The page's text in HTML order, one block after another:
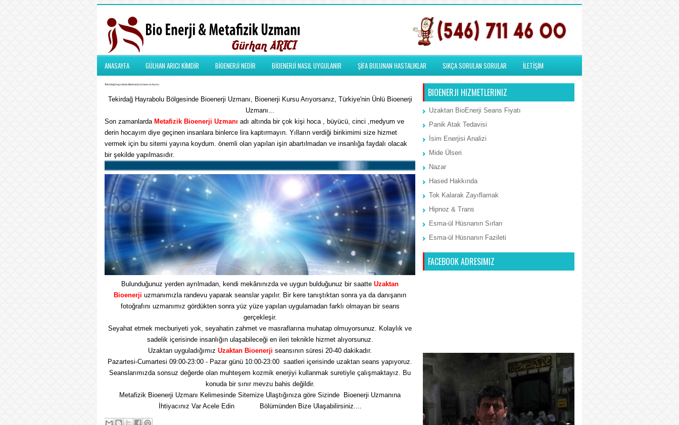
ANASAYFA GÜLHAN ARICI KİMDİR BİOENERJİ NEDİR BİOENERJİ NASIL UYGULANIR ŞİFA BULUNAN HASTALIKLAR SIKÇA SORULAN SORULAR İLETİŞİM
Tekirdağ Hayrabolu Bioenerji Uzmanı ve Kursu
Tekirdağ Hayrabolu Bölgesinde Bioenerji Uzmanı, Bioenerji Kursu Arıyorsanız, Türkiye'nin Ünlü Bioenerji
Uzmanı...
Son zamanlarda Metafizik Bioenerji Uzmanı adı altında bir çok kişi hoca , büyücü, cinci ,medyum ve
derin hocayım diye geçinen insanlara binlerce lira kaptırmayın. Yılların verdiği birikimimi size hizmet
vermek için bu sitemi yayına koydum. önemli olan yapılan işin abartılmadan ve insanlığa faydalı olacak
bir şekilde yapılmasıdır.
Bulunduğunuz yerden ayrılmadan, kendi mekânınızda ve uygun bulduğunuz bir saatte Uzaktan
Bioenerji uzmanımızla randevu yaparak seanslar yapılır. Bir kere tanıştıktan sonra ya da danışanın
fotoğrafını uzmanımız gördükten sonra yüz yüze yapılan uygulamadan farklı olmayan bir seans
gerçekleşir.
Seyahat etmek mecburiyeti yok, seyahatin zahmet ve masraflarına muhatap olmuyorsunuz. Kolaylık ve
sadelik içerisinde insanlığın ulaşabileceği en ileri teknikle hizmet alıyorsunuz.
Uzaktan uyguladığımız Uzaktan Bioenerji seansının süresi 20-40 dakikadır.
Pazartesi-Cumartesi 09:00-23:00 - Pazar günü 10:00-23:00 saatleri içerisinde uzaktan seans yapıyoruz.
Seanslarımızda sonsuz değerde olan muhteşem kozmik enerjiyi kullanmak suretiyle çalışmaktayız. Bu
konuda bir sınır mevzu bahis değildir.
Metafizik Bioenerji Uzmanı Kelimesinde Sitemize Ulaştığınıza göre Sizinde Bioenerji Uzmanına
İhtiyacınız Var Acele Edin
Bölümünden Bize Ulaşabilirsiniz....
BIOENERJI HIZMETLERINIZ
Uzaktan BioEnerji Seans Fiyatı
Panik Atak Tedavisi
İsim Enerjisi Analizi
Mide Ülseri
Nazar
Hased Hakkında
Tok Kalarak Zayıflamak
Hipnoz & Trans
Esma-ül Hüsnanın Sırları
Esma-ül Hüsnanın Fazileti
FACEBOOK ADRESIMIZ